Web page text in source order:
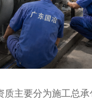
主要分为施工总承